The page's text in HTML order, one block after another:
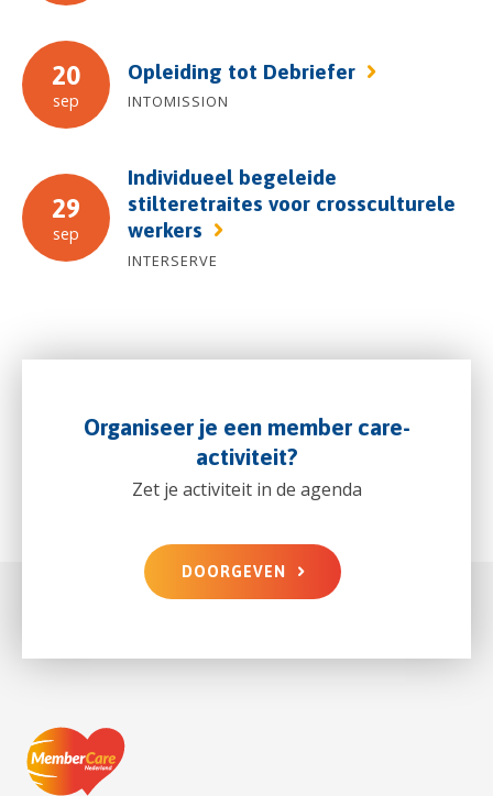
20
sep
Opleiding tot Debriefer
INTOMISSION
29
sep
Individueel begeleide
stilteretraites voor crossculturele
werkers
INTERSERVE
Organiseer je een member care-
activiteit?
Zet je activiteit in de agenda
DOORGEVEN